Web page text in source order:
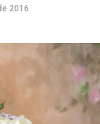
2016